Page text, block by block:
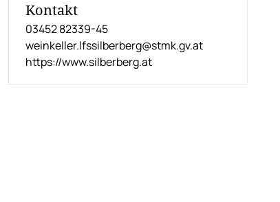
Kontakt
03452 82339-45
weinkeller.lfssilberberg@stmk.gv.at
https://www.silberberg.at